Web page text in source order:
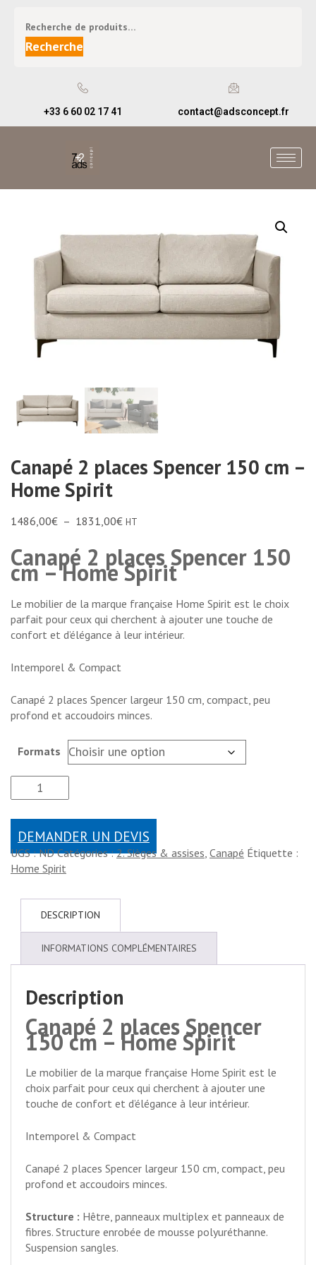
Recherche
+33 6 60 02 17 41 contact@adsconcept.fr
Canapé 2 places Spencer 150 cm –
Home Spirit
1486,00€ – 1831,00€ HT
Canapé 2 places Spencer 150
cm – Home Spirit
Le mobilier de la marque française Home Spirit est le choix
parfait pour ceux qui cherchent à ajouter une touche de
confort et d’élégance à leur intérieur.
Intemporel & Compact
Canapé 2 places Spencer largeur 150 cm, compact, peu
profond et accoudoirs minces.
Formats
DEMANDER UN DEVIS
UGS :ND Catégories :2. Sièges & assises Canapé Étiquette :
Home Spirit
DESCRIPTION
INFORMATIONS COMPLÉMENTAIRES
Description
Canapé 2 places Spencer
150 cm – Home Spirit
Le mobilier de la marque française Home Spirit est le
choix parfait pour ceux qui cherchent à ajouter une
touche de confort et d’élégance à leur intérieur.
Intemporel & Compact
Canapé 2 places Spencer largeur 150 cm, compact, peu
profond et accoudoirs minces.
Structure : Hêtre, panneaux multiplex et panneaux de
fibres. Structure enrobée de mousse polyuréthanne.
Suspension sangles.